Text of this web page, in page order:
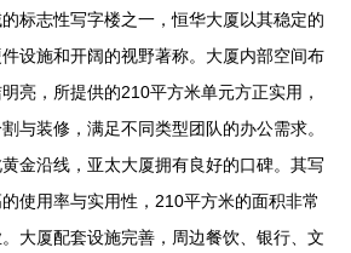
的标志性写字楼之一，恒华大厦以其稳定的
设施和开阔的视野著称。大厦内部空间布
亮，所提供的210平方米单元方正实用，
与装修，满足不同类型团队的办公需求。
黄金沿线，亚太大厦拥有良好的口碑。其写
使用率与实用性，210平方米的面积非常
大厦配套设施完善，周边餐饮、银行、文